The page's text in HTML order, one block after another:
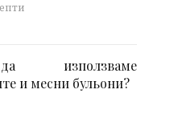
използваме
и месни бульони?